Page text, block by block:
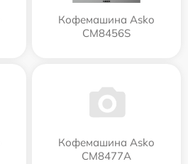
Кофемашина Asko
CM8456S
Кофемашина Asko
СМ8477А